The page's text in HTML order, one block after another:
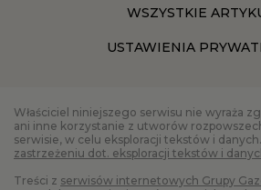
TRÓJMIASTO
WAŁBRZYCH
WARSZAWA
WSZYSTKIE
USTAWIENIA
Właściciel niniejszego serwisu nie wyraża
ani inne korzystanie z utworów
serwisie, w celu eksploracji tekstów i
zastrzeżeniu dot. eksploracji tekstów i
Treści z serwisów internetowych Grupy